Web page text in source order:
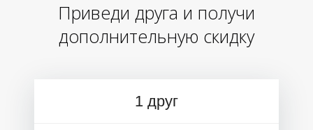
Приведи друга и получи
дополнительную скидку
1 друг